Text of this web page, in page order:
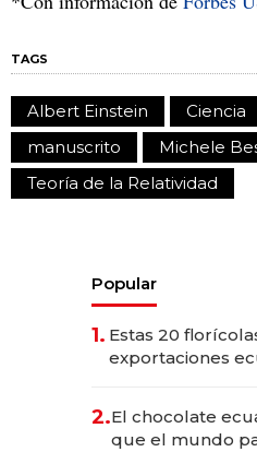
TAGS
Albert Einstein Ciencia
manuscrito
Michele
Teoría de la Relatividad
Popular
1. Estas 20
exportaciones
2.El chocolate
que el mundo